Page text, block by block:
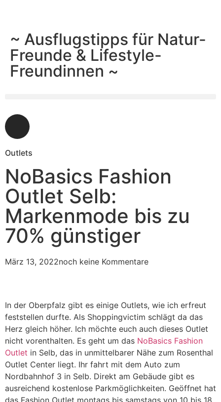
~ Ausflugstipps für Natur-
Freunde & Lifestyle-
Freundinnen ~
Outlets
NoBasics Fashion
Outlet Selb:
Markenmode bis zu
70% günstiger
März 13, 2022noch keine Kommentare
In der Oberpfalz gibt es einige Outlets, wie ich erfreut
feststellen durfte. Als Shoppingvictim schlägt da das
Herz gleich höher. Ich möchte euch auch dieses Outlet
nicht vorenthalten. Es geht um das NoBasics Fashion
Outlet in Selb, das in unmittelbarer Nähe zum Rosenthal
Outlet Center liegt. Ihr fahrt mit dem Auto zum
Nordbahnhof 3 in Selb. Direkt am Gebäude gibt es
ausreichend kostenlose Parkmöglichkeiten. Geöffnet hat
das Fashion Outlet montags bis samstags von 10 bis 18